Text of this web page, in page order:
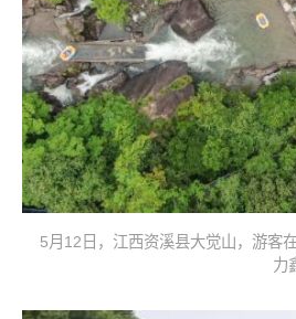
5月12日，江西资溪县大觉山，游客
力